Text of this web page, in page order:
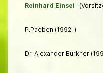
Reinhard Einsel
P.Paeben (1992-)
Dr. Alexander Bürkner